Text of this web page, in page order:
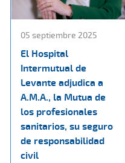
05 septiembre 2025
El Hospital
Intermutual de
Levante adjudica a
A.M.A., la Mutua de
los profesionales
sanitarios, su seguro
de responsabilidad
civil